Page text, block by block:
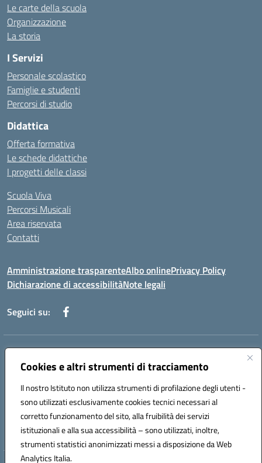
Cookies e altri strumenti di tracciamento
Il nostro Istituto non utilizza strumenti di profilazione degli utenti -
sono utilizzati esclusivamente cookies tecnici necessari al
corretto funzionamento del sito, alla fruibilità dei servizi
istituzionali e alla sua accessibilità – sono utilizzati, inoltre,
strumenti statistici anonimizzati messi a disposizione da Web
Analytics Italia.
Le carte della scuola
Organizzazione
La storia
I Servizi
Personale scolastico
Famiglie e studenti
Percorsi di studio
Didattica
Offerta formativa
Le schede didattiche
I progetti delle classi
Scuola Viva
Percorsi Musicali
Area riservata
Contatti
Amministrazione trasparenteAlbo onlinePrivacy Policy
Dichiarazione di accessibilitàNote legali
Seguici su:
Indirizzo:
Centralino:089868360 Email:saic857007@istruzione.it
Codice fiscale: 80025860653
Codice meccanografico:
SAIC857007
Codice Indice delle Pubbliche Amministrazioni (IPA): istsc_saic857007